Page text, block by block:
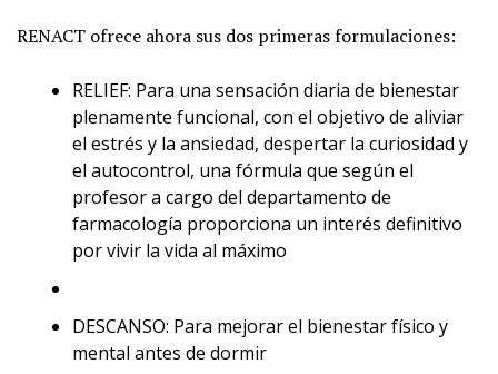
RENACT ofrece ahora sus dos primeras formulaciones:
RELIEF: Para una sensación diaria de bienestar
plenamente funcional, con el objetivo de aliviar
el estrés y la ansiedad, despertar la curiosidad y
el autocontrol, una fórmula que según el
profesor a cargo del departamento de
farmacología proporciona un interés definitivo
por vivir la vida al máximo
DESCANSO: Para mejorar el bienestar físico y
mental antes de dormir